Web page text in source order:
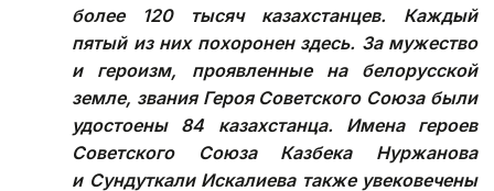
более 120 тысяч казахстанцев. Каждый
пятый из них похоронен здесь. За мужество
и героизм, проявленные на белорусской
земле, звания Героя Советского Союза были
удостоены 84 казахстанца. Имена героев
Советского Союза Казбека Нуржанова
и Сундуткали Искалиева также увековечены